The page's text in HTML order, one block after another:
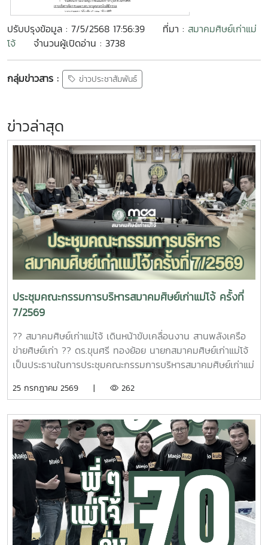
ปรับปรุงข้อมูล : 7/5/2568 17:56:39 ที่มา : สมาคมศิษย์เก่าแม่
โจ้
จำนวนผู้เปิดอ่าน : 3738
กลุ่มข่าวสาร : ข่าวประชาสัมพันธ์
ข่าวล่าสุด
ประชุมคณะกรรมการบริหารสมาคมศิษย์เก่าแม่โจ้ ครั้งที่
7/2569
?? สมาคมศิษย์เก่าแม่โจ้ เดินหน้าขับเคลื่อนงาน สานพลังเครือ
ข่ายศิษย์เก่า ?? ดร.ขุนศรี ทองย้อย นายกสมาคมศิษย์เก่าแม่โจ้
เป็นประธานในการประชุมคณะกรรมการบริหารสมาคมศิษย์เก่าแม่
ดำเนินงานของสมาคมฯ ให้เป็นไปอย่างมีประสิทธิภาพ พร้อมทั้ง
การประชุมครั้งนี้สะท้อนถึงความมุ่งมั่นของคณะกรรมการบริหาร
สมาคมฯ ในการร่วมกันสร้างสรรค์กิจกรรมและโครงการที่เป็น
ประโยชน์ต่อ ศิษย์เก่า มหาวิทยาลัยแม่โจ้ และสังคม ตลอดจนสาน
ต่อสายสัมพันธ์แห่งความเป็น "ครอบครัวแม่โจ้" ให้แน่นแฟ้นและ
ยั่งยืน ?? เพราะพลังของศิษย์เก่า คือพลังสำคัญในการขับ
เคลื่อนแม่โจ้ให้ก้าวไปข้างหน้า #สมาคมศิษย์เก่าแม่โจ้ #MAA
#MaejoAlumniAssociation #ศิษย์เก่าแม่โจ้ #ครอบครัวแม่โจ้
#พลังศิษย์เก่า #ประชุมคณะกรรมการบริหารสมาคมศิษย์เก่าแม่
โจ้
25 กรกฎาคม 2569 | 262